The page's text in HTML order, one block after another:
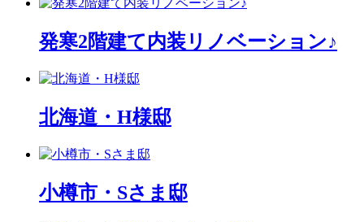
発寒2階建て内装リノベーション♪
北海道・H様邸
小樽市・Sさま邸